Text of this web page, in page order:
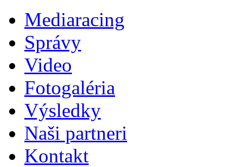
Mediaracing
Správy
Video
Fotogaléria
Výsledky
Naši partneri
Kontakt